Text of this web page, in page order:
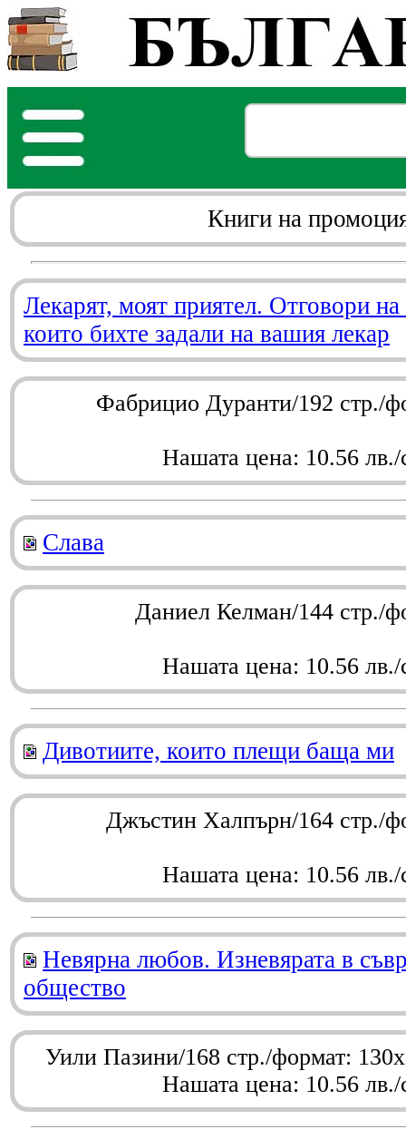
Книги на
Лекарят, моят приятел. Отговори
които бихте задали на вашия лекар
Фабрицио Дуранти/192 стр./
Нашата цена: 10.56 лв./
Слава
Даниел Келман/144 стр./
Нашата цена: 10.56 лв./
Дивотиите, които плещи баща ми
Джъстин Халпърн/164 стр./
Нашата цена: 10.56 лв./
Невярна любов. Изневярата в
общество
Уили Пазини/168 стр./формат:
Нашата цена: 10.56 лв./